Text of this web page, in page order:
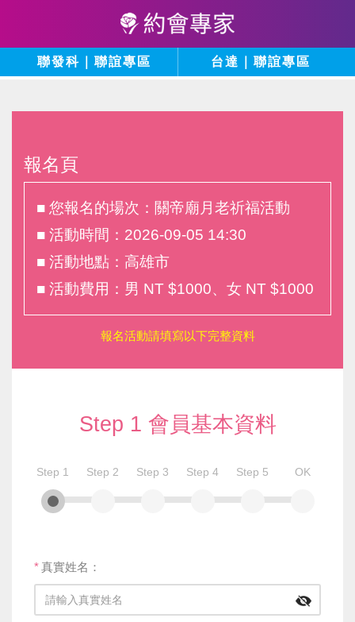
聯發科｜聯誼專區 台達｜聯誼專區
報名頁
■ 您報名的場次：關帝廟月老祈福活動
■ 活動時間：2026-09-05 14:30
■ 活動地點：高雄市
■ 活動費用：男 NT $1000、女 NT $1000
報名活動請填寫以下完整資料
Step 1 會員基本資料
Step 1 Step 2 Step 3 Step 4 Step 5 OK
*真實姓名：